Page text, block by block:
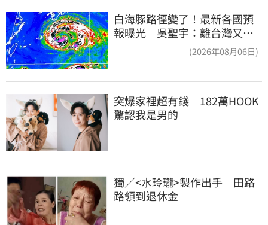
白海豚路徑變了！最新各國預
報曝光 吳聖宇：離台灣又更
(2026年08月06日)
突爆家裡超有錢　182萬HOOK
驚認我是男的
獨／<水玲瓏>製作出手　田路
路領到退休金